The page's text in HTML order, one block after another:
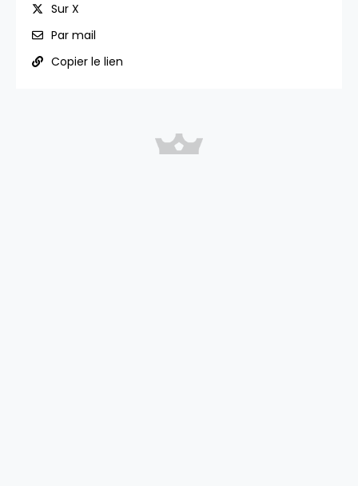
Sur X
Par mail
Copier le lien